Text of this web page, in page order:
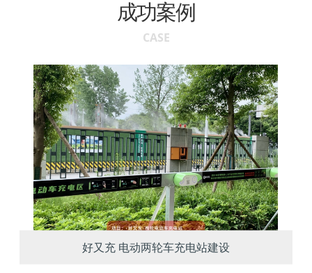
成功案例
CASE
好又充 电动两轮车充电站建设